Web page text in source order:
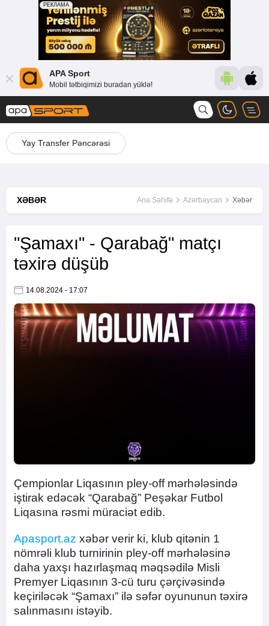
APA Sport
Mobil tətbiqimizi buradan yüklə!
Yay Transfer Pəncərəsi
XƏBƏR Ana Səhifə Azərbaycan Xəbər
"Şamaxı" - Qarabağ" matçı
təxirə düşüb
14.08.2024 - 17:07
Çempionlar Liqasının pley-off mərhələsində
iştirak edəcək “Qarabağ” Peşəkar Futbol
Liqasına rəsmi müraciət edib.
Apasport.az xəbər verir ki, klub qitənin 1
nömrəli klub turnirinin pley-off mərhələsinə
daha yaxşı hazırlaşmaq məqsədilə Misli
Premyer Liqasının 3-cü turu çərçivəsində
keçiriləcək “Şamaxı” ilə səfər oyununun təxirə
salınmasını istəyib.